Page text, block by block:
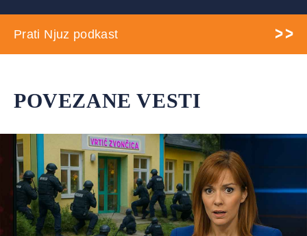
Prati Njuz podkast
POVEZANE VESTI